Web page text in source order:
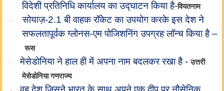
विदेशी प्रतिनिधि कार्यालय का उद्घाटन किया है-वियतनाम
·
सोयाज़-2.1 बी वाहक रॉकेट का उपयोग करके इस देश ने
सफलतापूर्वक ग्लोनस-एम पोजिशनिंग उपग्रह लॉन्च किया है –
रूस
· मेसेडोनिया ने हाल ही में अपना नाम बदलकर रखा है -उत्तरी
मेसेडोनिया गणराज्य